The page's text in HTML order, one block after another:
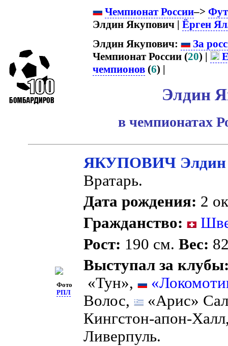
Чемпионат России–>
Элдин Якупович | Ёрген
Элдин Якупович:
За
Чемпионат России (20) |
чемпионов (6) |
Элдин
в чемпионатах
Фото
РПЛ
ЯКУПОВИЧ Элдин
Вратарь.
Дата рождения: 2
Гражданство:
Рост: 190 см.Вес:
Выступал за
«Тун»,
Волос,
«Арис»
Кингстон-апон-
Ливерпуль.